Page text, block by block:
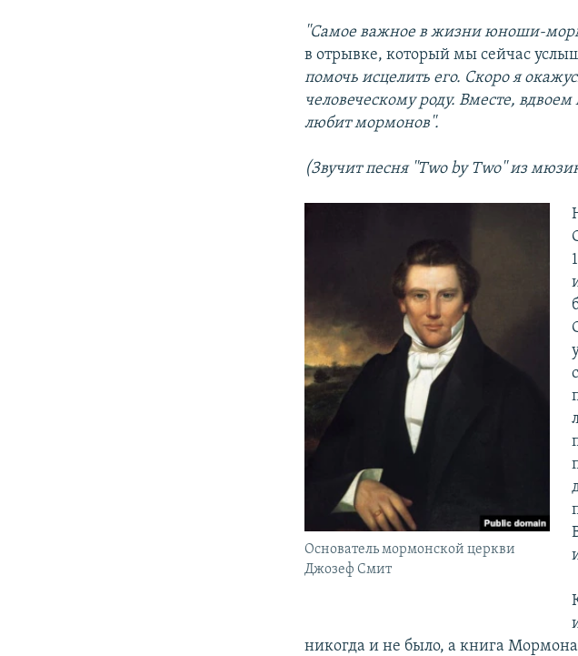
''Самое важное в жизни юноши-
в отрывке, который мы сейчас
помочь исцелить его. Скоро я
человеческому роду. Вместе,
любит мормонов''.
(Звучит песня ''Two by Two'' из
Основатель мормонской церкви
Джозеф Смит
никогда и не было, а книга Мормона